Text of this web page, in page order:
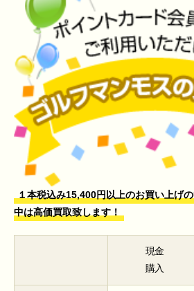
１本税込み15,400円以上のお買い上げ
中は高価買取致します！
現金
購入